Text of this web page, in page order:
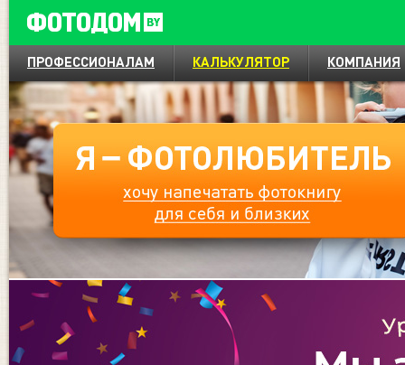
ПРОФЕССИОНАЛАМ КАЛЬКУЛЯТОР КОМПАНИЯ